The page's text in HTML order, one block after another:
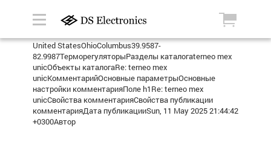
United StatesOhioColumbus39.9587-
82.9987ТерморегуляторыРазделы каталогаterneo mex
unicОбъекты каталогаRe: terneo mex
unicКомментарийОсновные параметрыОсновные
настройки комментарияПоле h1Re: terneo mex
unicСвойства комментарияСвойства публикации
комментарияДата публикацииSun, 11 May 2025 21:44:42
+0300Автор